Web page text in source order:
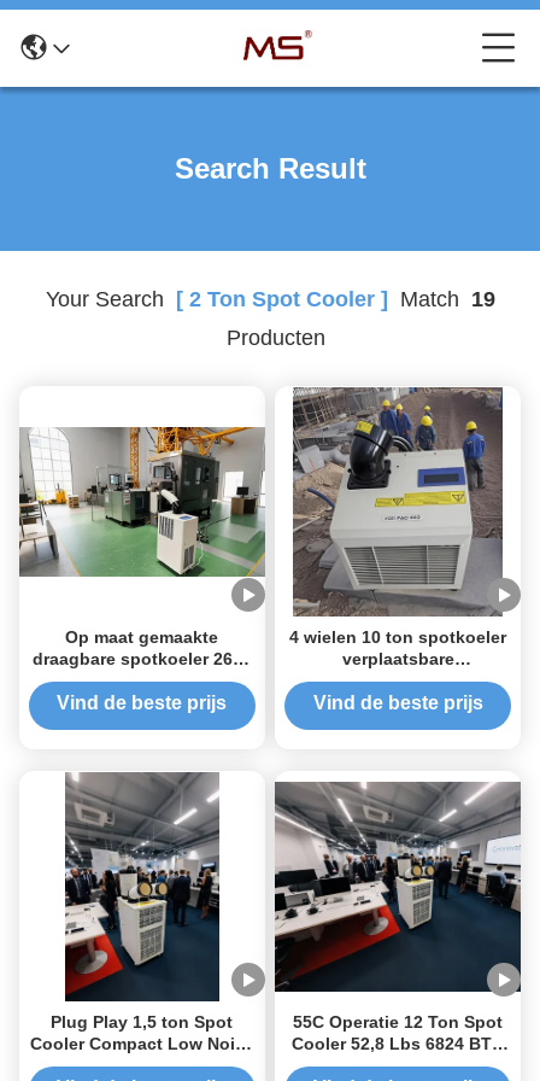
Search Result
Your Search [ 2 Ton Spot Cooler ] Match 19
Producten
Op maat gemaakte
draagbare spotkoeler 2625
nominale kracht 10 ton
spotkoeler energie-
Vind de beste prijs
4 wielen 10 ton spotkoeler
verplaatsbare
corrosiebestendigheid
laag geluid
Vind de beste prijs
Plug Play 1,5 ton Spot
Cooler Compact Low Noise
Operation Voor
55C Operatie 12 Ton Spot
Cooler 52,8 Lbs 6824 BTU
Spot Cooler Ac Op maat